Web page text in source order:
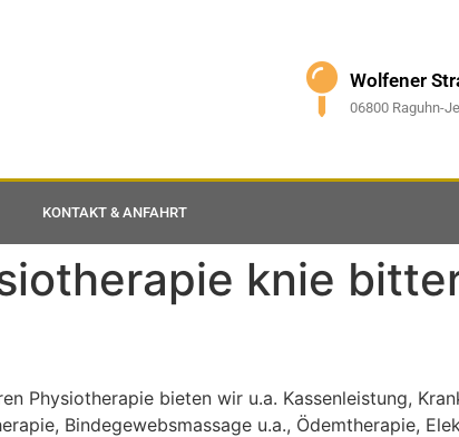
Wolfener
06800 Raguhn-
KONTAKT & ANFAHRT
knie
Physiotherapie bieten wir u.a. Kassenleistung,
Bindegewebsmassage u.a., Ödemtherapie,